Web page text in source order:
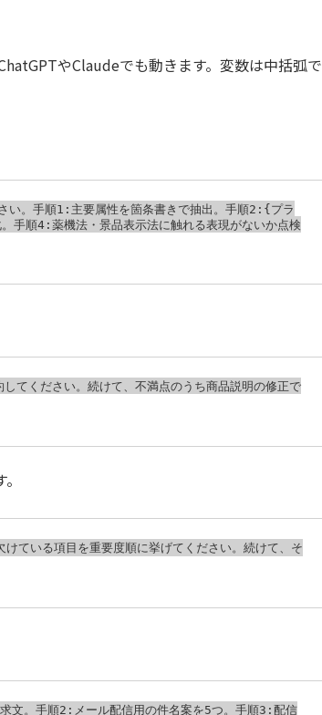
やClaudeでも動きます。変数は中括弧で
い。手順1:主要属性を箇条書きで抽出。手順2:{プラ
手順4:薬機法・景品表示法に触れる表現がないか点検
てください。続けて、不満点のうち商品説明の修正で
ている項目を重要度順に挙げてください。続けて、そ
文。手順2:メール配信用の件名案を5つ。手順3:配信